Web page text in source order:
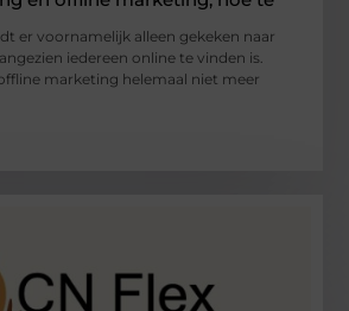
er voornamelijk alleen gekeken naar
iedereen online te vinden is.
marketing helemaal niet meer